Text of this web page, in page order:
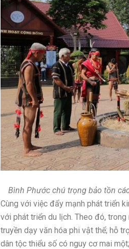
Bình Phước chú trọng bảo tồn
Cùng với việc đẩy mạnh phát triển
với phát triển du lịch. Theo đó,
truyền dạy văn hóa phi vật thể; hỗ
dân tộc thiểu số có nguy cơ mai